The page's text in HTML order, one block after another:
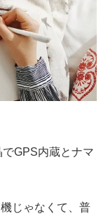
GPS内蔵とナマ
じゃなくて、普